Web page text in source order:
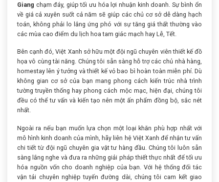
Giang chạm đáy, giúp tối ưu hóa lợi nhuận kinh doanh. Sự bình ổn
về giá cả xuyên suốt cả năm sẽ giúp các chủ cơ sở dễ dàng hạch
toán, không phải lo lắng ứng phó với sự tăng giá thất thường vào
các mùa cao điểm du lịch hoa tam giác mạch hay Lễ, Tết.
Bên cạnh đó, Việt Xanh sở hữu một đội ngũ chuyên viên thiết kế đồ
họa vô cùng tài năng. Chúng tôi sẵn sàng hỗ trợ các chủ nhà hàng,
homestay lên ý tưởng và thiết kế vỏ bao bì hoàn toàn miễn phí. Dù
không gian cơ sở của bạn mang phong cách kiến trúc nhà trình
tường truyền thống hay phong cách mộc mạc, hiện đại, chúng tôi
đều có thể tư vấn và kiến tạo nên một ấn phẩm đồng bộ, sắc nét
nhất.
Ngoài ra nếu bạn muốn lựa chọn một loại khăn phù hợp nhất với
mô hình kinh doanh của mình, hãy liên hệ Việt Xanh để nhận tư vấn
chi tiết từ đội ngũ chuyên gia vật tư hàng đầu. Chúng tôi luôn sẵn
sàng lắng nghe và đưa ra những giải pháp thiết thực nhất để tối ưu
hóa nguồn vốn cho doanh nghiệp của bạn. Với hệ thống đối tác
vận tải chuyên nghiệp tuyến đường dài, chúng tôi cam kết giao